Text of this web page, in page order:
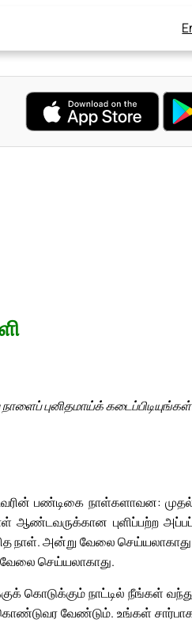
புனிதமாய்க்
பண்டிகை நாள்களாவன:
ஆண்டவருக்கான புளிப்பற்ற
நாள். அன்று வேலை
வேலை செய்யலாகாது.
கொடுக்கும் நாட்டில் நீங்கள்
வேண்டும். உங்கள்